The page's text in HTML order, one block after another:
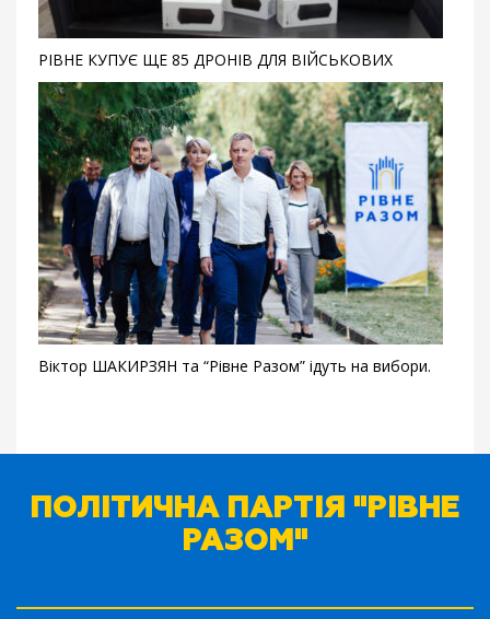
РІВНЕ КУПУЄ ЩЕ 85 ДРОНІВ ДЛЯ ВІЙСЬКОВИХ
Віктор ШАКИРЗЯН та “Рівне Разом” ідуть на вибори.
ПОЛІТИЧНА ПАРТІЯ "РІВНЕ
РАЗОМ"